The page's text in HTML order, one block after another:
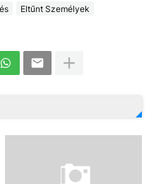
Eltűnt Személyek